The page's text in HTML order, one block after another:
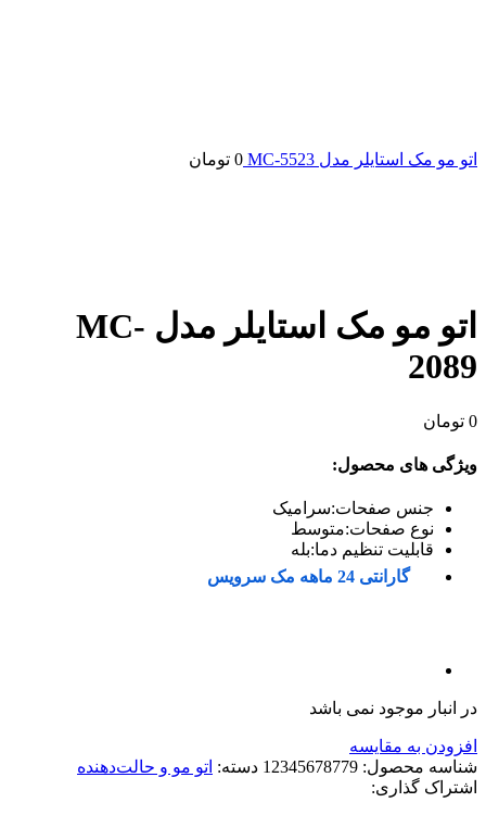
اتو مو مک استایلر مدل MC-5523 0 تومان
اتو مو مک استایلر مدل MC-
2089
0 تومان
ویژگی های محصول:
جنس صفحات:سرامیک
نوع صفحات:متوسط
قابلیت تنظیم دما:بله
گارانتی 24 ماهه مک سرویس
در انبار موجود نمی باشد
افزودن به مقایسه
شناسه محصول: 12345678779 دسته: اتو مو و حالت‌دهنده
اشتراک گذاری: